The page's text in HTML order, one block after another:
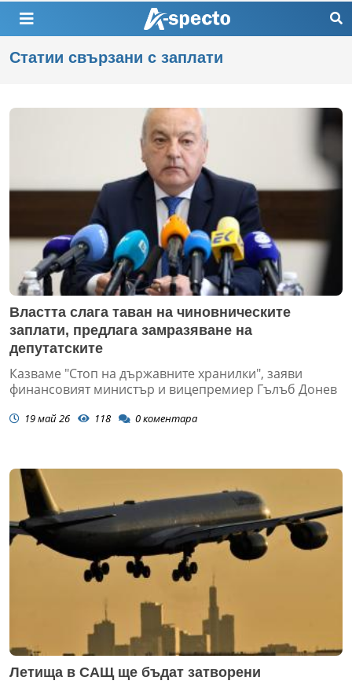
Статии свързани с заплати
Властта слага таван на чиновническите
заплати, предлага замразяване на
депутатските
Казваме "Стоп на държавните хранилки", заяви
финансовият министър и вицепремиер Гълъб Донев
19 май 26 118 0коментара
Летища в САЩ ще бъдат затворени